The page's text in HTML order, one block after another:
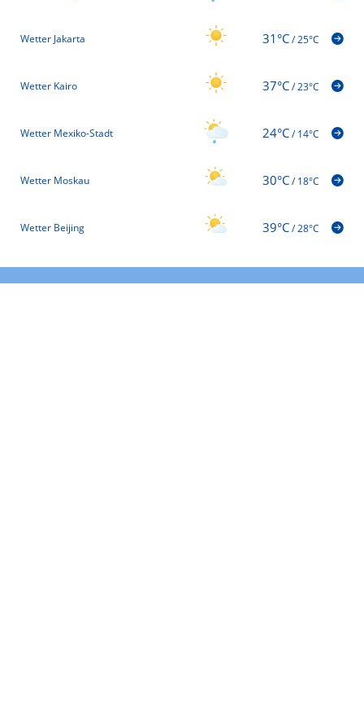
Wetter Jakarta 31°C/25°C
Wetter Kairo 37°C/23°C
Wetter Mexiko-Stadt 24°C/14°C
Wetter Moskau 30°C/18°C
Wetter Beijing 39°C/28°C